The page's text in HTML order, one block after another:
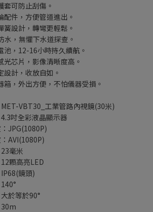
套可防止刮傷。
配件，方便管道進出。
簧設計，轉彎更輕鬆。
水，無懼下水道探查。
池，12-16小時持久續航。
光芯片，影像清晰度高。
設計，收放自如。
箱，外出方便，不怕儀器受損。
VBT30_工業管路內視鏡(30米)
吋全彩液晶顯示器
JPG(1080P)
AVI(1080P)
毫米
顆高亮LED
鏡頭)
於等於90°